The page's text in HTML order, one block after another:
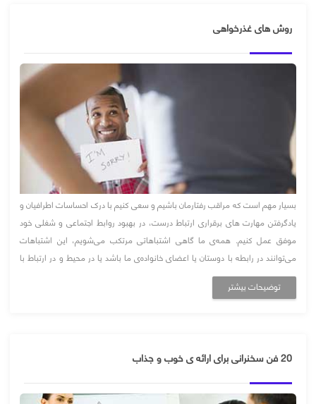
روش های غذرخواهی
بسیار مهم است که مراقب رفتارمان باشیم و سعی کنیم با درک احساسات اطرافیان و
یادگرفتن مهارت های برقراری ارتباط درست، در بهبود روابط اجتماعی و شغلی خود
موفق عمل کنیم. همه‌ی ما گاهی اشتباهاتی مرتکب می‌شویم، این اشتباهات
می‌توانند در رابطه با دوستان یا اعضای خانواده‌ی ما باشد یا در محیط و در ارتباط با
همکاران یا رئیس‌مان. گذشته از اینکه هیچ‌کس نمی‌خواهد افرادی را که د ...
توضیحات بیشتر
20 فن سخنرانی برای ارائه ی خوب و جذاب